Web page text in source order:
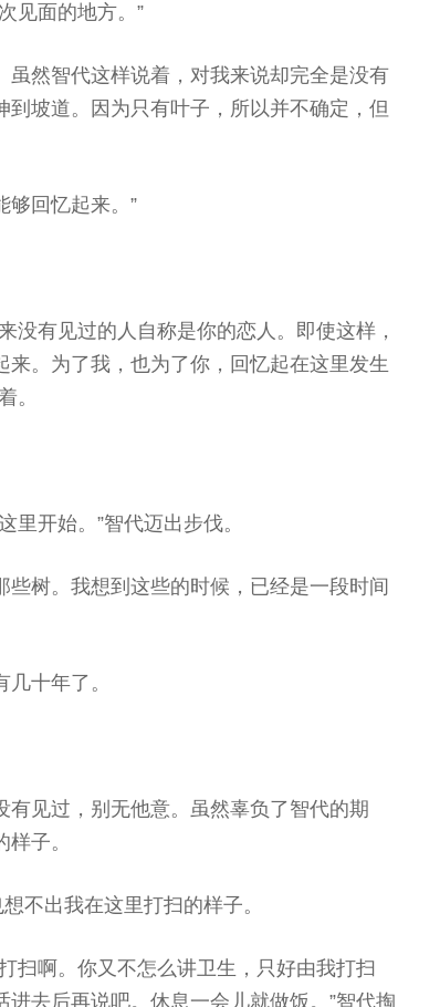
见面的地方。”
然智代这样说着，对我来说却完全是没有
坡道。因为只有叶子，所以并不确定，但
够回忆起来。”
没有见过的人自称是你的恋人。即使这样，
。为了我，也为了你，回忆起在这里发生
。
里开始。”智代迈出步伐。
树。我想到这些的时候，已经是一段时间
十年了。
见过，别无他意。虽然辜负了智代的期
子。
不出我在这里打扫的样子。
扫啊。你又不怎么讲卫生，只好由我打扫
去后再说吧。休息一会儿就做饭。”智代掏